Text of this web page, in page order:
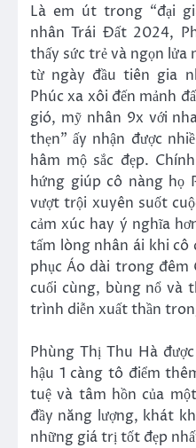
Là em út trong “đại
nhân Trái Đất 2024,
thấy sức trẻ và ngọn lửa
từ ngày đầu tiên gia
Phúc xa xôi đến mảnh
gió, mỹ nhân 9x với
thẹn” ấy nhận được
hâm mộ sắc đẹp.
hứng giúp cô nàng họ
vượt trội xuyên suốt
cảm xúc hay ý nghĩa
tấm lòng nhân ái khi
phục Áo dài trong đêm
cuối cùng, bùng nổ và
trình diễn xuất thần
Phùng Thị Thu Hà
hậu 1 càng tô điểm
tuệ và tâm hồn của
đầy năng lượng, khát
những giá trị tốt đẹp